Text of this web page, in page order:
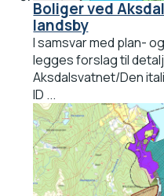
Boliger ved
landsby
I samsvar med plan-
legges forslag til
Aksdalsvatnet/Den
ID ...